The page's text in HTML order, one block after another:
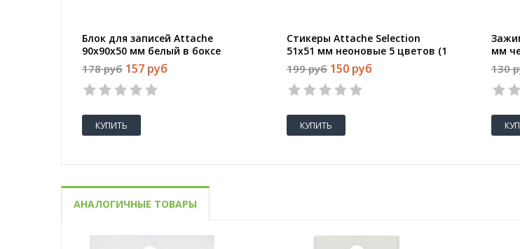
Блок для записей Attache
90x90x50 мм белый в боксе
(плотность 80 г/кв.м)
178 руб 157 руб
КУПИТЬ
Стикеры Attache Selection
51х51 мм неоновые 5 цветов (1
блок, 250 листов)
199 руб 150 руб
КУПИТЬ
мм
130
АНАЛОГИЧНЫЕ ТОВАРЫ